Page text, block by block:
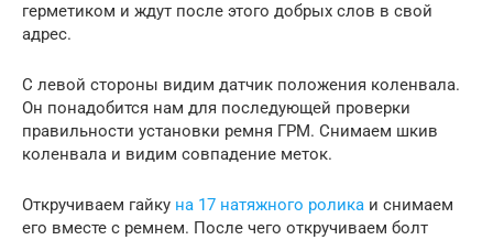
герметиком и ждут после этого добрых слов в свой
адрес.
С левой стороны видим датчик положения коленвала.
Он понадобится нам для последующей проверки
правильности установки ремня ГРМ. Снимаем шкив
коленвала и видим совпадение меток.
Откручиваем гайку на 17 натяжного ролика и снимаем
его вместе с ремнем. После чего откручиваем болт